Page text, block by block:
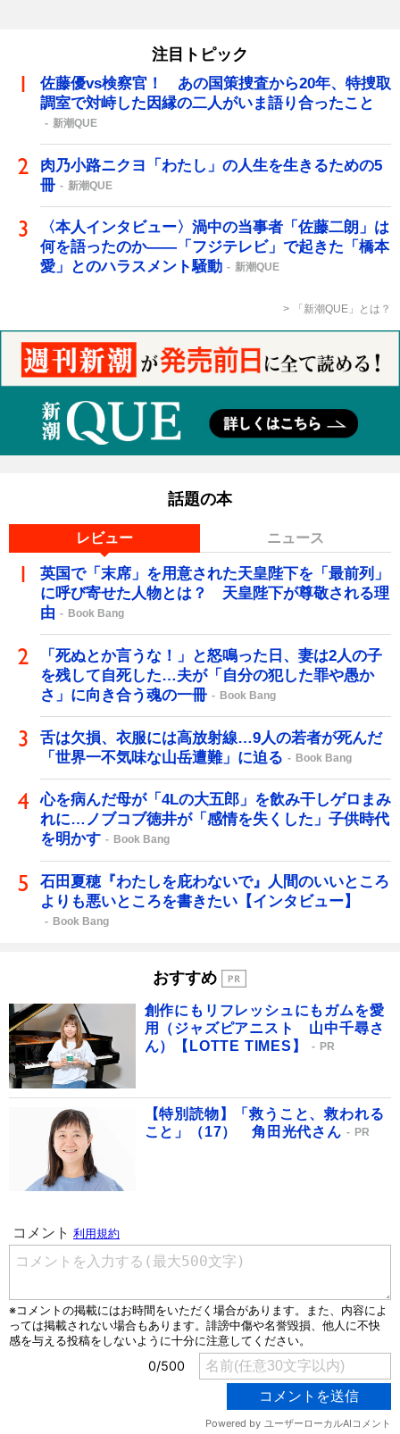
注目トピック
佐藤優vs検察官！ あの国策捜査から20年、特捜取
調室で対峙した因縁の二人がいま語り合ったこと
新潮QUE
肉乃小路ニクヨ「わたし」の人生を生きるための5
冊
新潮QUE
〈本人インタビュー〉渦中の当事者「佐藤二朗」は
何を語ったのか――「フジテレビ」で起きた「橋本
愛」とのハラスメント騒動
新潮QUE
「新潮QUE」とは？
話題の本
レビュー ニュース
英国で「末席」を用意された天皇陛下を「最前列」
に呼び寄せた人物とは？ 天皇陛下が尊敬される理
由
Book Bang
「死ぬとか言うな！」と怒鳴った日、妻は2人の子
を残して自死した…夫が「自分の犯した罪や愚か
さ」に向き合う魂の一冊
Book Bang
舌は欠損、衣服には高放射線…9人の若者が死んだ
「世界一不気味な山岳遭難」に迫る
Book Bang
心を病んだ母が「4Lの大五郎」を飲み干しゲロまみ
れに…ノブコブ徳井が「感情を失くした」子供時代
を明かす
Book Bang
石田夏穂『わたしを庇わないで』人間のいいところ
よりも悪いところを書きたい【インタビュー】
Book Bang
おすすめ
創作にもリフレッシュにもガムを愛
用（ジャズピアニスト 山中千尋さ
ん）【LOTTE TIMES】
PR
【特別読物】「救うこと、救われる
こと」（17） 角田光代さん
PR